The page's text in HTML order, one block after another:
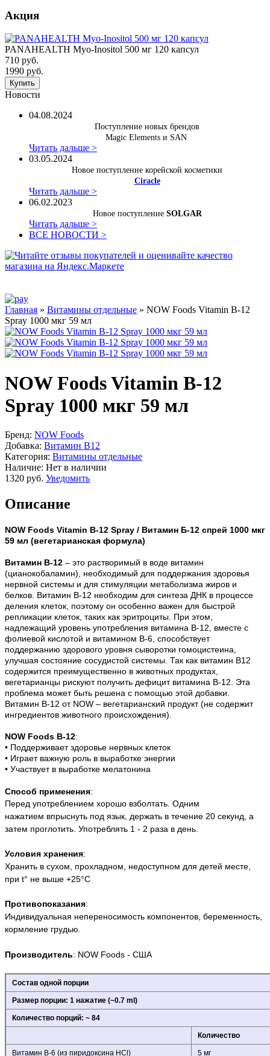
Акция
PANAHEALTH Myo-Inositol 500 мг 120 капсул
710 руб.
1990 руб.
Купить
Новости
04.08.2024
Поступление новых брендов
Magic Elements и SAN
Читать дальше >
03.05.2024
Новое поступление корейской косметики
Ciracle
Читать дальше >
06.02.2023
Новое поступление SOLGAR
Читать дальше >
ВСЕ НОВОСТИ >
Главная » Витамины отдельные » NOW Foods Vitamin B-12
Spray 1000 мкг 59 мл
NOW Foods Vitamin B-12
Spray 1000 мкг 59 мл
Бренд: NOW Foods
Добавка: Витамин B12
Категория: Витамины отдельные
Наличие: Нет в наличии
1320 руб. Уведомить
Описание
NOW Foods Vitamin B-12 Spray / Витамин Б-12 спрей 1000 мкг
59 мл (вегетарианская формула)
Витамин B-12 – это растворимый в воде витамин
(цианокобаламин), необходимый для поддержания здоровья
нервной системы и для стимуляции метаболизма жиров и
белков. Витамин B-12 необходим для синтеза ДНК в процессе
деления клеток, поэтому он особенно важен для быстрой
репликации клеток, таких как эритроциты. При этом,
надлежащий уровень употребления витамина В-12, вместе с
фолиевой кислотой и витамином B-6, способствует
поддержанию здорового уровня сыворотки гомоцистеина,
улучшая состояние сосудистой системы. Так как витамин В12
содержится преимущественно в животных продуктах,
вегетарианцы рискуют получить дефицит витамина B-12. Эта
проблема может быть решена с помощью этой добавки.
Витамин B-12 от NOW – вегетарианский продукт (не содержит
ингредиентов животного происхождения).
NOW Foods B-12:
• Поддерживает здоровье нервных клеток
• Играет важную роль в выработке энергии
• Участвует в выработке мелатонина
Способ применения:
Перед употреблением хорошо взболтать. Одним
нажатием впрыснуть под язык, держать в течение 20 секунд, а
затем проглотить. Употреблять 1 - 2 раза в день.
Условия хранения:
Хранить в сухом, прохладном, недоступном для детей месте,
при t° не выше +25°С
Противопоказания:
Индивидуальная непереносимость компонентов, беременность,
кормление грудью.
Производитель: NOW Foods - США
Состав одной порции
Размер порции: 1 нажатие (~0.7 ml)
Количество порций: ~ 84
Количество
Витамин В-6 (из пиридоксина HCl) 5 мг